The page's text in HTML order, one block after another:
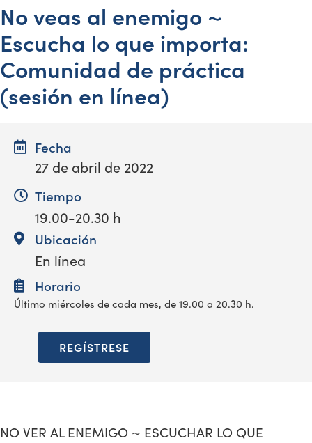
No veas al enemigo ~
Escucha lo que importa:
Comunidad de práctica
(sesión en línea)
Fecha
27 de abril de 2022
Tiempo
19.00-20.30 h
Ubicación
En línea
Horario
Último miércoles de cada mes, de 19.00 a 20.30 h.
REGÍSTRESE
NO VER AL ENEMIGO ~ ESCUCHAR LO QUE